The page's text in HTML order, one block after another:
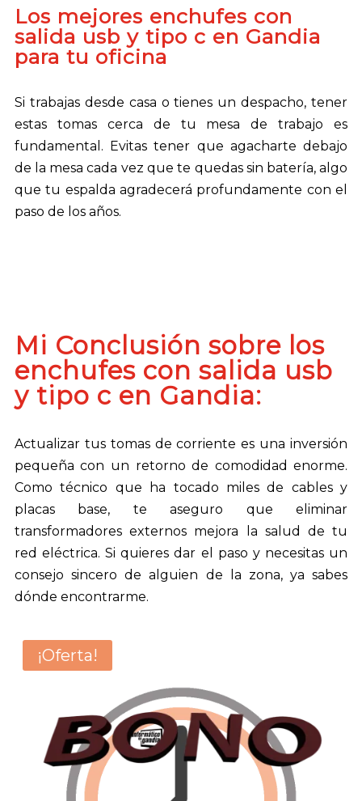
Los mejores enchufes con
salida usb y tipo c en Gandia
para tu oficina
Si trabajas desde casa o tienes un despacho, tener
estas tomas cerca de tu mesa de trabajo es
fundamental. Evitas tener que agacharte debajo
de la mesa cada vez que te quedas sin batería, algo
que tu espalda agradecerá profundamente con el
paso de los años.
Mi Conclusión sobre los
enchufes con salida usb
y tipo c en Gandia:
Actualizar tus tomas de corriente es una inversión
pequeña con un retorno de comodidad enorme.
Como técnico que ha tocado miles de cables y
placas base, te aseguro que eliminar
transformadores externos mejora la salud de tu
red eléctrica. Si quieres dar el paso y necesitas un
consejo sincero de alguien de la zona, ya sabes
dónde encontrarme.
¡Oferta!